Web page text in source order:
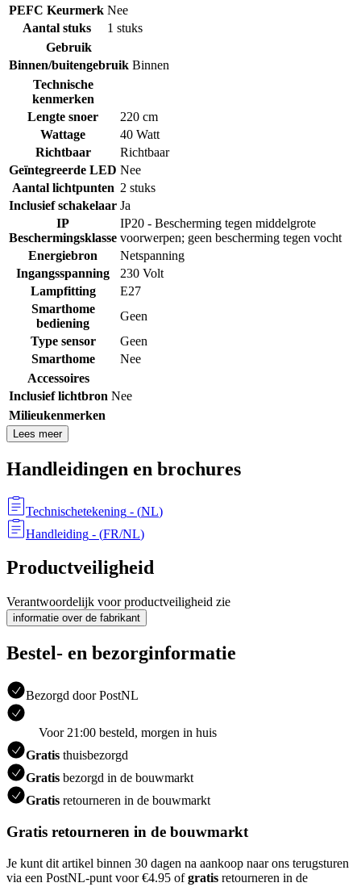
PEFC Keurmerk Nee
Aantal stuks
1 stuks
Gebruik
Binnen/buitengebruik Binnen
Technische
kenmerken
Lengte snoer
220 cm
Wattage
40 Watt
Richtbaar
Richtbaar
Geïntegreerde LED Nee
Aantal lichtpunten 2 stuks
Inclusief schakelaar Ja
IP
Beschermingsklasse
IP20 - Bescherming tegen middelgrote
voorwerpen; geen bescherming tegen vocht
Energiebron
Netspanning
Ingangsspanning
230 Volt
Lampfitting
E27
Smarthome
bediening
Geen
Type sensor
Geen
Smarthome
Nee
Accessoires
Inclusief lichtbron Nee
Milieukenmerken
Lees meer
Handleidingen en brochures
Technischetekening - (NL)
Handleiding - (FR/NL)
Productveiligheid
Verantwoordelijk voor productveiligheid zie
informatie over de fabrikant
Bestel- en bezorginformatie
Bezorgd door PostNL
Voor 21:00 besteld, morgen in huis
Gratis thuisbezorgd
Gratis bezorgd in de bouwmarkt
Gratis retourneren in de bouwmarkt
Gratis retourneren in de bouwmarkt
Je kunt dit artikel binnen 30 dagen na aankoop naar ons terugsturen
via een PostNL-punt voor €4.95 ofgratis retourneren in de